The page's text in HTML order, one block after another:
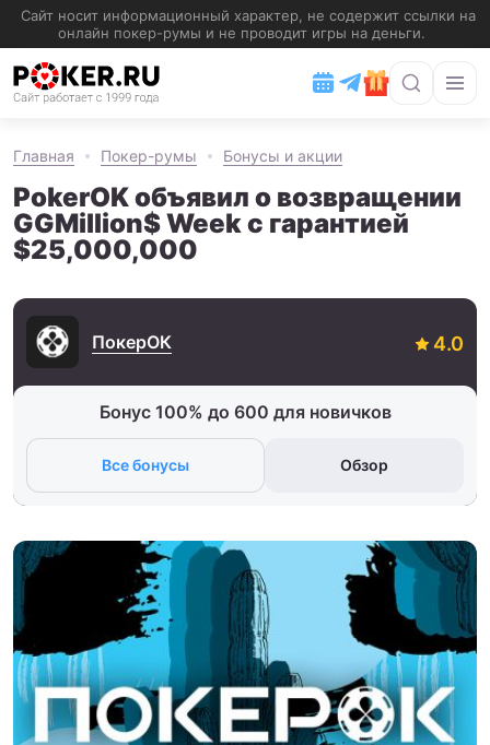
Главная Покер-румы Бонусы и акции
PokerOK объявил о возвращении
GGMillion$ Week с гарантией
$25,000,000
ПокерОК
Бонус 100% до 600 для новичков
Все бонусы Обзор